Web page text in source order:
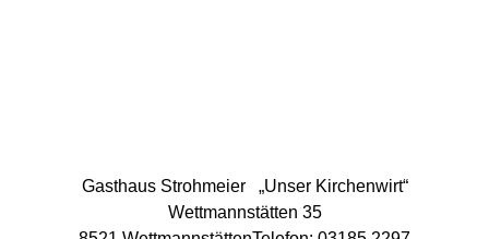
Gasthaus Strohmeier „Unser Kirchenwirt“
Wettmannstätten 35